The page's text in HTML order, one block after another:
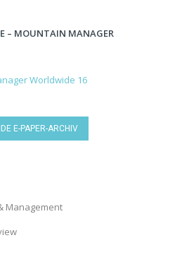
– MOUNTAIN MANAGER
E-PAPER-ARCHIV
Management